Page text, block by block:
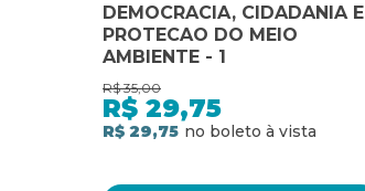
DEMOCRACIA, CIDADANIA E
PROTECAO DO MEIO
AMBIENTE - 1
R$ 35,00
R$ 29,75
R$ 29,75